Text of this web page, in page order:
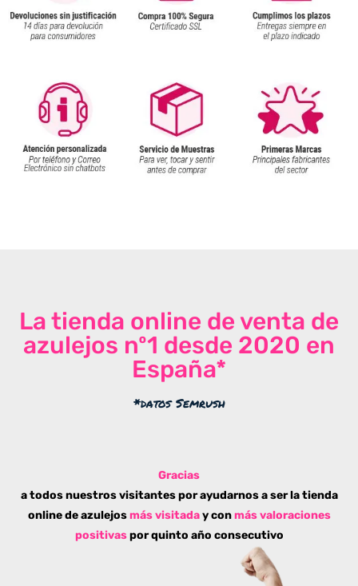
La tienda online de venta de
azulejos nº1 desde 2020 en
España*
*datos Semrush
Gracias
a todos nuestros visitantes por ayudarnos a ser la tienda
online de azulejos más visitaday conmás valoraciones
positivaspor quinto año consecutivo